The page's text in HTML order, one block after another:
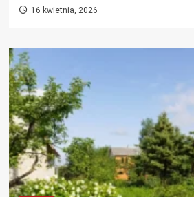
16 kwietnia, 2026